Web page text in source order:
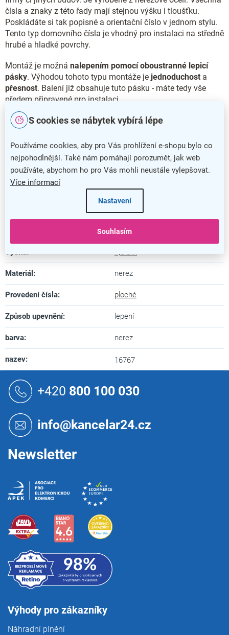
S cookies se nábytek vybírá lépe
Používáme cookies, aby pro Vás prohlížení e-shopu bylo co
nejpohodlnější. Také nám pomáhají porozumět, jak web
používáte, abychom ho pro Vás mohli neustále vylepšovat.
Více informací
Nastavení
Souhlasím
čísla a znaky z této řady mají stejnou výšku i tloušťku.
Poskládáte si tak popisné a orientační číslo v jednom stylu.
Tento typ domovního čísla je vhodný pro instalaci na středně
hrubé a hladké povrchy.
Montáž je možná nalepením pomocí oboustranné lepicí
pásky. Výhodou tohoto typu montáže je jednoduchost a
přesnost. Balení již obsahuje tuto pásku - máte tedy vše
předem připravené pro instalaci.
Doplňkové parametry
Kategorie: Domovní čísla
Barva: nerez
Záruka: 5 let
0,2 cm
Materiál : nerez
Provedení čísla: ploché
Způsob upevnění: lepení
barva: nerez
nazev: 16767
+420 800 100 030
info@kancelar24.cz
Newsletter
Výhody pro zákazníky
Náhradní plnění